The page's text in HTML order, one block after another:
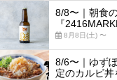
8/8〜｜朝食
『
8月8日(土) 〜
8/6〜｜ゆず
定のカルビ丼